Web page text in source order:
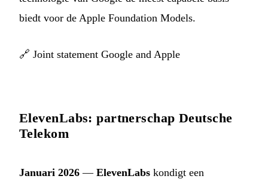
biedt voor de Apple Foundation Models.
🔗 Joint statement Google and Apple
ElevenLabs: partnerschap Deutsche
Telekom
Januari 2026 — ElevenLabs kondigt een